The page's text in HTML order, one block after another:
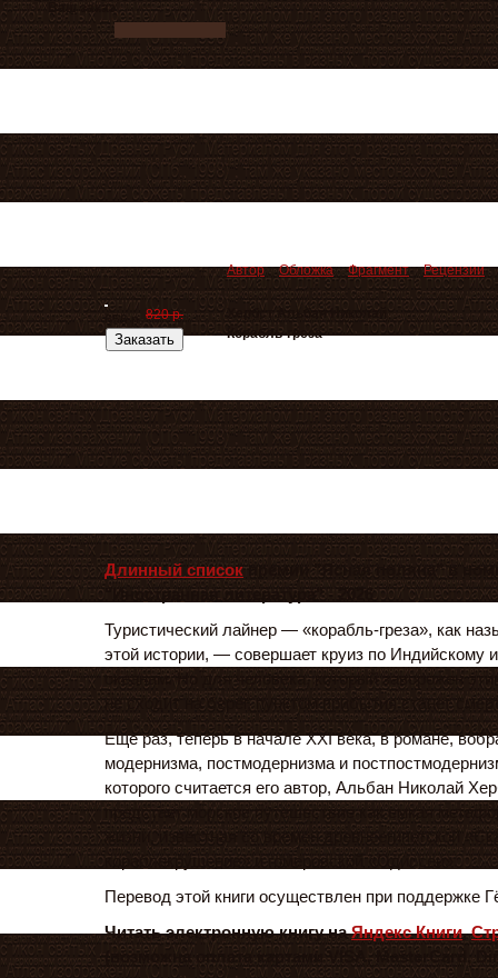
Ваш заказ
656 р. 820 р.
Заказать
Автор Обложка Фрагмент Рецензии
Хербст Альбан Николай
Корабль-греза
Длинный списокпремии "Ясная поляна" в
"Иностранная литература" - 2026
Туристический лайнер — «корабль-греза», как
этой истории, — совершает круиз по Индийскому
океанам. Но для человека, который заворожен
не сходит на берег, пунктом прибытия станет
Еще раз, теперь в начале XXI века, в романе,
модернизма, постмодернизма и
которого считается его автор, Альбан Николай
предстает морское путешествие как емкая
жизни, известная со времен древнеегипетской
кораблекрушение» и гомеровской «Одиссеи».
Перевод этой книги осуществлен при поддержке
Читать электронную книгу наЯндекс Книги,
(возможна оплата картами VISA, MasterCard,